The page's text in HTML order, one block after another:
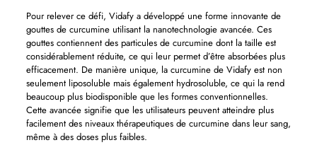
Pour relever ce défi, Vidafy a développé une forme innovante de
gouttes de curcumine utilisant la nanotechnologie avancée. Ces
gouttes contiennent des particules de curcumine dont la taille est
considérablement réduite, ce qui leur permet d’être absorbées plus
efficacement. De manière unique, la curcumine de Vidafy est non
seulement liposoluble mais également hydrosoluble, ce qui la rend
beaucoup plus biodisponible que les formes conventionnelles.
Cette avancée signifie que les utilisateurs peuvent atteindre plus
facilement des niveaux thérapeutiques de curcumine dans leur sang,
même à des doses plus faibles.